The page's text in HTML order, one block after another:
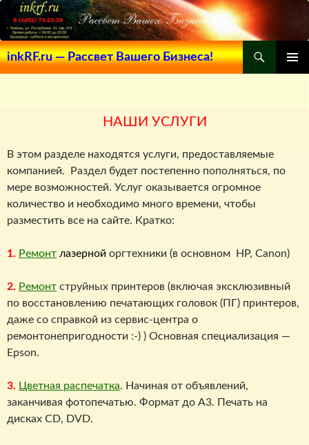
inkRF.ru — Рассвет Вашего Бизнеса!
Поиск
МЕНЮ
К
СОДЕРЖИМОМУ
НАШИ УСЛУГИ
В этом разделе находятся услуги, предоставляемые
компанией. Раздел будет постепенно пополняться, по
мере возможностей. Услуг оказывается огромное
количество и необходимо много времени, чтобы
разместить все на сайте. Кратко:
1. Ремонт лазерной оргтехники (в основном HP, Canon)
2. Ремонт струйных принтеров (включая эксклюзивный
по восстановлению печатающих головок (ПГ) принтеров,
даже со справкой из сервис-центра о
ремонтонепригодности :-) ) Основная специализация —
Epson.
3. Цветная распечатка. Начиная от объявлений,
заканчивая фотопечатью. Формат до А3. Печать на
дисках CD, DVD.